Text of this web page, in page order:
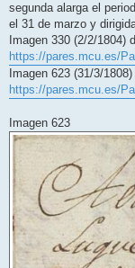
segunda alarga el
el 31 de marzo y
Imagen 330 (2/2/1804)
https://pares.mcu.es/
Imagen 623 (31/3/
https://pares.mcu.es/
Imagen 623